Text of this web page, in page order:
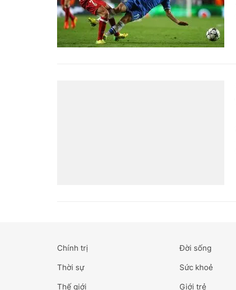
Chính trị
Thời sự
Thế giới
Đời sống
Sức khoẻ
Giới trẻ